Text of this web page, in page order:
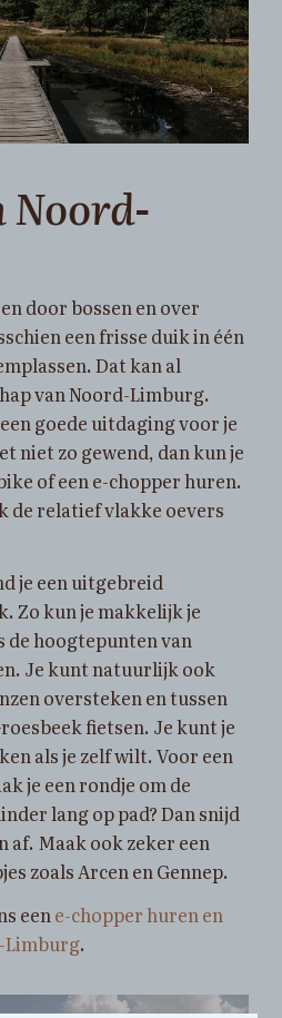
Noord-
door bossen en over
een frisse duik in één
Dat kan al
van Noord-Limburg.
goede uitdaging voor je
niet zo gewend, dan kun je
of een e-chopper huren.
de relatief vlakke oevers
je een uitgebreid
Zo kun je makkelijk je
de hoogtepunten van
Je kunt natuurlijk ook
oversteken en tussen
fietsen. Je kunt je
als je zelf wilt. Voor een
je een rondje om de
lang op pad? Dan snijd
af. Maak ook zeker een
zoals Arcen en Gennep.
eene-chopper huren en
Limburg.